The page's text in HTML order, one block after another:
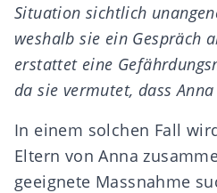
Situation sichtlich
weshalb sie ein Gespräch
erstattet eine
da sie vermutet, dass
In einem solchen Fall
Eltern von Anna
geeignete Massnahme